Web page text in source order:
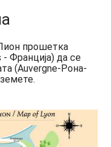
прошетка
Франција) да се
(Auvergne-Рона-